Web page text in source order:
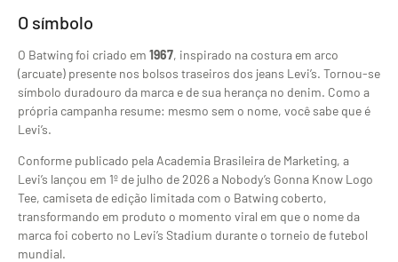
O símbolo
O Batwing foi criado em 1967, inspirado na costura em arco
(arcuate) presente nos bolsos traseiros dos jeans Levi’s. Tornou-se
símbolo duradouro da marca e de sua herança no denim. Como a
própria campanha resume: mesmo sem o nome, você sabe que é
Levi’s.
Conforme publicado pela Academia Brasileira de Marketing, a
Levi’s lançou em 1º de julho de 2026 a Nobody’s Gonna Know Logo
Tee, camiseta de edição limitada com o Batwing coberto,
transformando em produto o momento viral em que o nome da
marca foi coberto no Levi’s Stadium durante o torneio de futebol
mundial.